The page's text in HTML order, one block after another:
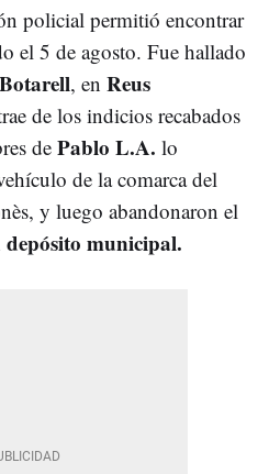
policial permitió encontrar
el 5 de agosto. Fue hallado
, en Reus
de los indicios recabados
de Pablo L.A. lo
de la comarca del
y luego abandonaron el
depósito municipal.